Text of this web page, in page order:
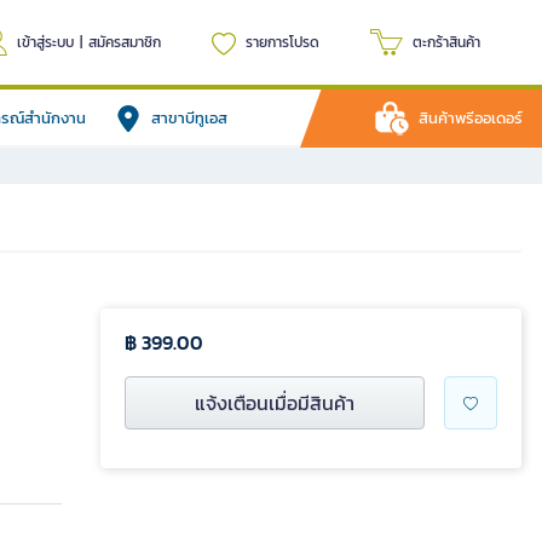
เข้าสู่ระบบ | สมัครสมาชิก รายการโปรด ตะกร้าสินค้า
รณ์สำนักงาน สาขาบีทูเอส สินค้าพรีออเดอร์
฿ 399.00
แจ้งเตือนเมื่อมีสินค้า